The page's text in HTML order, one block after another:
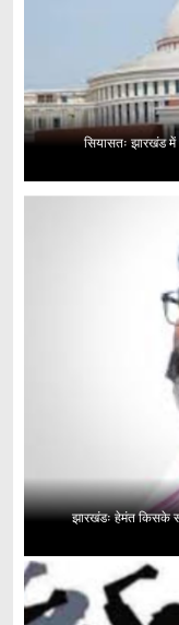
सियासतः झारखंड में
झारखंडः हेमंत किसके